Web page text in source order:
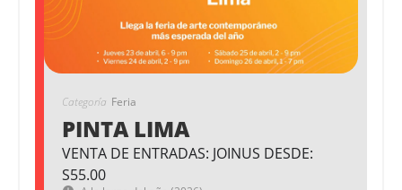
Categoría Feria
PINTA LIMA
VENTA DE ENTRADAS: JOINUS DESDE:
S55.00